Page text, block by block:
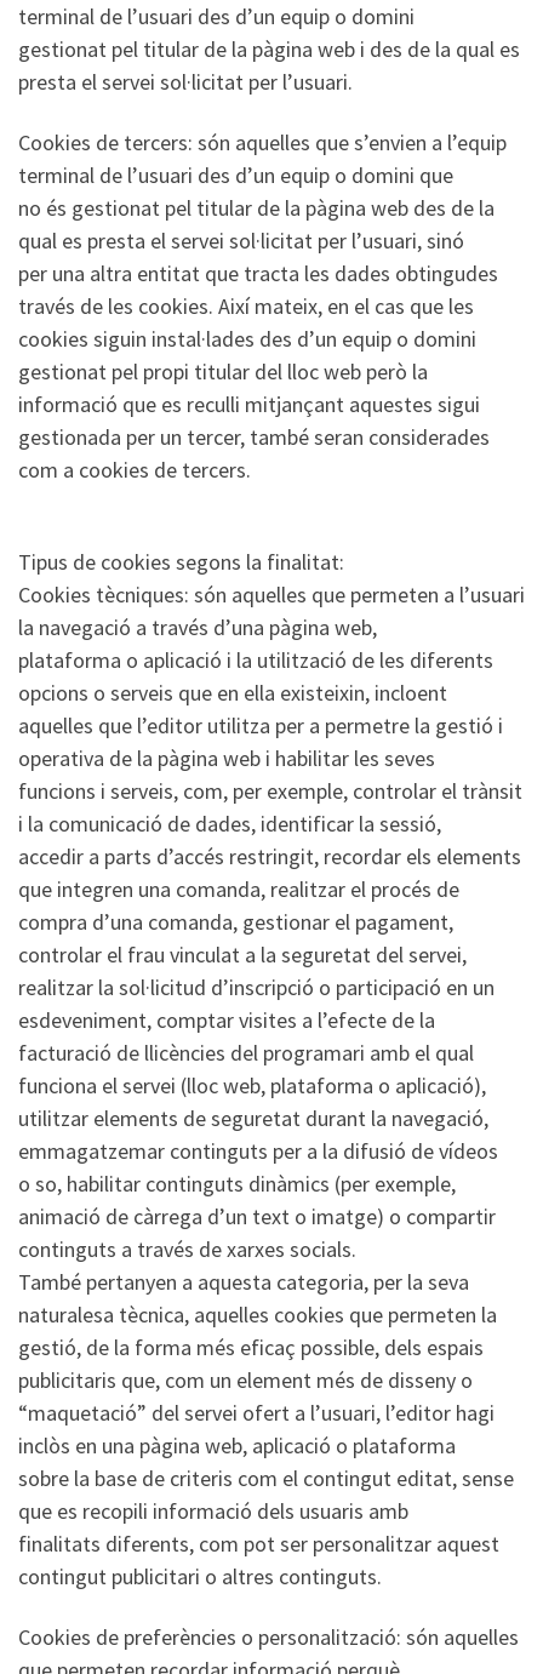
terminal de l’usuari des d’un equip o domini
gestionat pel titular de la pàgina web i des de la qual es
presta el servei sol·licitat per l’usuari.
Cookies de tercers: són aquelles que s’envien a l’equip
terminal de l’usuari des d’un equip o domini que
no és gestionat pel titular de la pàgina web des de la
qual es presta el servei sol·licitat per l’usuari, sinó
per una altra entitat que tracta les dades obtingudes
través de les cookies. Així mateix, en el cas que les
cookies siguin instal·lades des d’un equip o domini
gestionat pel propi titular del lloc web però la
informació que es reculli mitjançant aquestes sigui
gestionada per un tercer, també seran considerades
com a cookies de tercers.
Tipus de cookies segons la finalitat:
Cookies tècniques: són aquelles que permeten a l’usuari
la navegació a través d’una pàgina web,
plataforma o aplicació i la utilització de les diferents
opcions o serveis que en ella existeixin, incloent
aquelles que l’editor utilitza per a permetre la gestió i
operativa de la pàgina web i habilitar les seves
funcions i serveis, com, per exemple, controlar el trànsit
i la comunicació de dades, identificar la sessió,
accedir a parts d’accés restringit, recordar els elements
que integren una comanda, realitzar el procés de
compra d’una comanda, gestionar el pagament,
controlar el frau vinculat a la seguretat del servei,
realitzar la sol·licitud d’inscripció o participació en un
esdeveniment, comptar visites a l’efecte de la
facturació de llicències del programari amb el qual
funciona el servei (lloc web, plataforma o aplicació),
utilitzar elements de seguretat durant la navegació,
emmagatzemar continguts per a la difusió de vídeos
o so, habilitar continguts dinàmics (per exemple,
animació de càrrega d’un text o imatge) o compartir
continguts a través de xarxes socials.
També pertanyen a aquesta categoria, per la seva
naturalesa tècnica, aquelles cookies que permeten la
gestió, de la forma més eficaç possible, dels espais
publicitaris que, com un element més de disseny o
“maquetació” del servei ofert a l’usuari, l’editor hagi
inclòs en una pàgina web, aplicació o plataforma
sobre la base de criteris com el contingut editat, sense
que es recopili informació dels usuaris amb
finalitats diferents, com pot ser personalitzar aquest
contingut publicitari o altres continguts.
Cookies de preferències o personalització: són aquelles